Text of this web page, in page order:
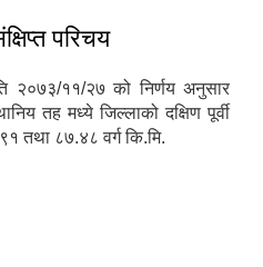
परिचय
२०७३/११/२७ को निर्णय अनुसार
तह मध्ये जिल्लाको दक्षिण पूर्वी
तथा ८७.४८ वर्ग कि.मि.